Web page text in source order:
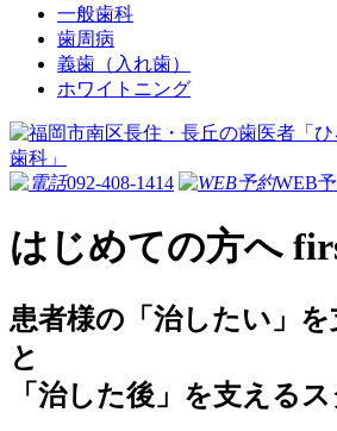
一般歯科
歯周病
義歯（入れ歯）
ホワイトニング
092-408-1414 WEB
はじめての方へ
患者様の「治したい」
と
「治した後」を支える